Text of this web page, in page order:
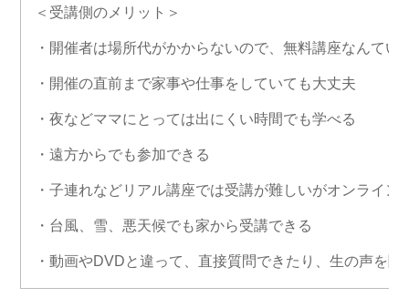
＜受講側のメリット＞
・開催者は場所代がかからないので、無料講座なんて
・開催の直前まで家事や仕事をしていても大丈夫
・夜などママにとっては出にくい時間でも学べる
・遠方からでも参加できる
・子連れなどリアル講座では受講が難しいがオンライン
・台風、雪、悪天候でも家から受講できる
・動画やDVDと違って、直接質問できたり、生の声を聞